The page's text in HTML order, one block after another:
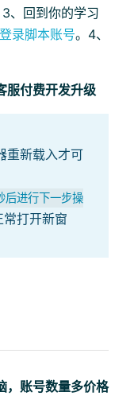
、回到你的学习
录脚本账号。4、
服付费开发升级
重新载入才可
后进行下一步操
常打开新窗
，账号数量多价格